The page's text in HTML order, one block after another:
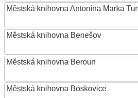
Městská knihovna Antonína Marka
Městská knihovna Benešov
Městská knihovna Beroun
Městská knihovna Boskovice